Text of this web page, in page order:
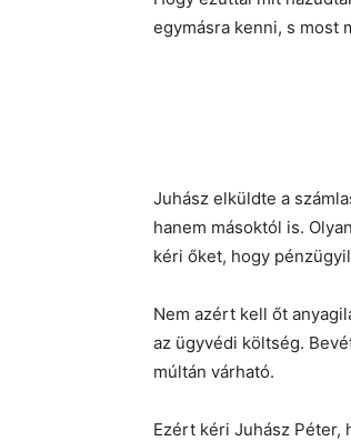
egymásra kenni, s most
Juhász elküldte a
hanem másoktól is.
kéri őket, hogy
Nem azért kell őt
az ügyvédi költség.
múltán várható.
Ezért kéri Juhász Péter,